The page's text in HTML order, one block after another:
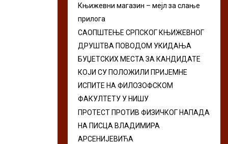
r
:
C
Књижевни магазин – мејл за слање
прилога
САОПШТЕЊЕ СРПСКОГ КЊИЖЕВНОГ
ДРУШТВА ПОВОДОМ УКИДАЊА
БУЏЕТСКИХ МЕСТА ЗА КАНДИДАТЕ
КОЈИ СУ ПОЛОЖИЛИ ПРИЈЕМНЕ
ИСПИТЕ НА ФИЛОЗОФСКОМ
ФАКУЛТЕТУ У НИШУ
ПРОТЕСТ ПРОТИВ ФИЗИЧКОГ НАПАДА
НА ПИСЦА ВЛАДИМИРА
АРСЕНИЈЕВИЋА